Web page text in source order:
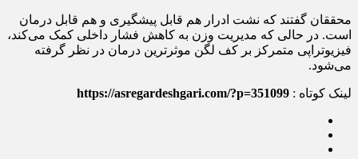
محققان گفتند که نشت ادرار هم قابل پیشگیری و هم قابل درمان
است. در حالی که مدیریت وزن به کاهش فشار داخلی کمک می‌کند،
فیزیوتراپی متمرکز بر کف لگن موثرترین درمان در نظر گرفته
می‌شود.
لینک کوتاه : https://asregardeshgari.com/?p=351099